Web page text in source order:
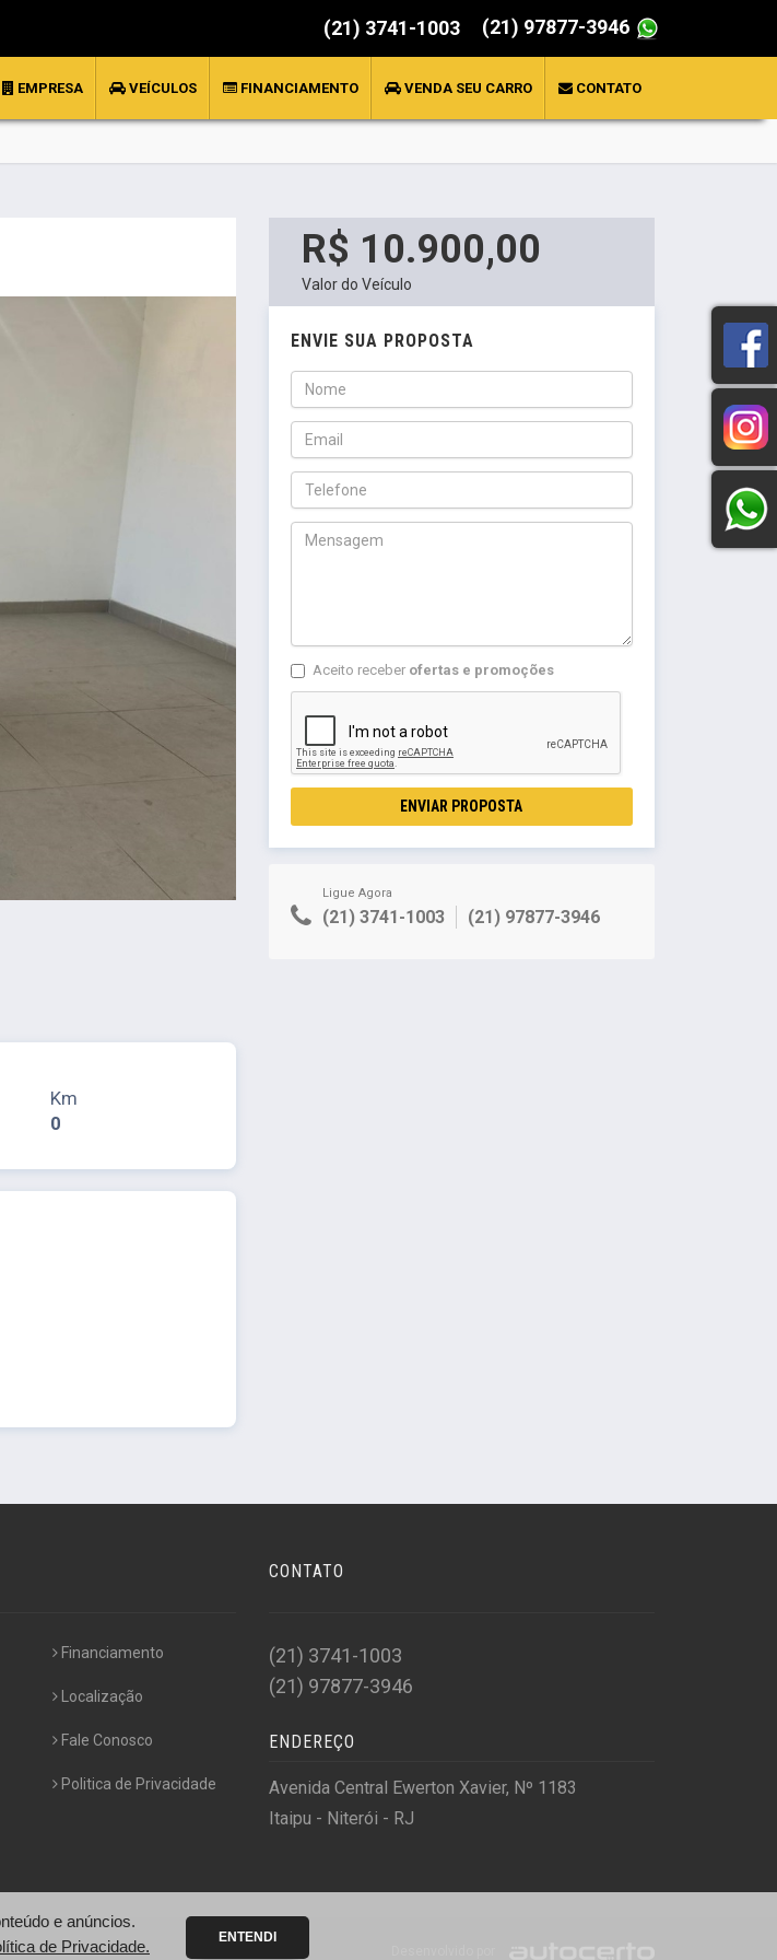
(21) 3741-1003 (21) 97877-3946
EMPRESA VEÍCULOS FINANCIAMENTO VENDA SEU CARRO CONTATO
Km
0
R$ 10.900,00
Valor do Veículo
ENVIE SUA PROPOSTA
Aceito receber ofertas e promoções
ENVIAR PROPOSTA
Ligue Agora
(21) 3741-1003 (21) 97877-3946
Financiamento
Localização
Fale Conosco
Politica de Privacidade
CONTATO
(21) 3741-1003
(21) 97877-3946
ENDEREÇO
Avenida Central Ewerton Xavier, Nº 1183
Itaipu - Niterói - RJ
e anúncios.
de Privacidade. ENTENDI